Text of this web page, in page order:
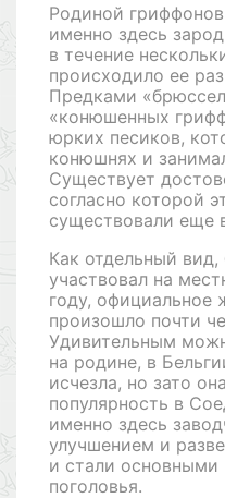
Родиной
именно здесь
в течение
происходило ее
Предками
«конюшенных
юрких песиков,
конюшнях и
Существует
согласно которой
существовали еще
Как отдельный
участвовал на
году, официальное
произошло почти
Удивительным
на родине, в
исчезла, но зато
популярность в
именно здесь
улучшением и
и стали
поголовья.